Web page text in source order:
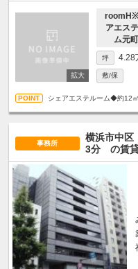
アエス
ム元
坪 4.28
敷/保
シェアエステルーム◆約12
事務所
横浜市中
3分 の賃